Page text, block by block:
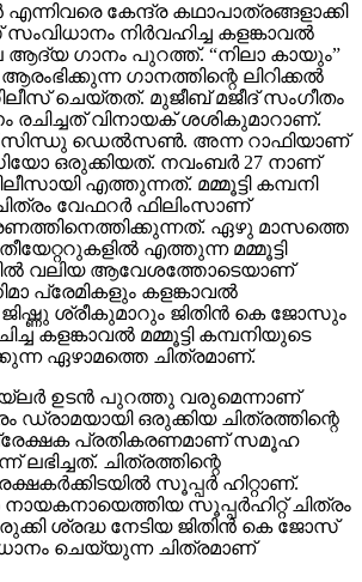
എന്നിവരെ കേന്ദ്ര കഥാപാത്രങ്ങളാക്കി
നിർവഹിച്ച കളങ്കാവൽ
ആദ്യ ഗാനം പുറത്ത്. “നിലാ കായും”
ഗാനത്തിന്റെ ലിറിക്കൽ
ചെയ്തത്. മുജീബ് മജീദ് സംഗീതം
വിനായക് ശശികുമാറാണ്.
സിന്ധു ഡെൽസൺ. അന്ന റാഫിയാണ്
ഒരുക്കിയത്. നവംബർ 27 നാണ്
എത്തുന്നത്. മമ്മൂട്ടി കമ്പനി
വേഫറർ ഫിലിംസാണ്
ഏഴു മാസത്തെ
എത്തുന്ന മമ്മൂട്ടി
വലിയ ആവേശത്തോടെയാണ്
പ്രേമികളും കളങ്കാവൽ
ജിഷ്ണു ശ്രീകുമാറും ജിതിൻ കെ ജോസും
കളങ്കാവൽ മമ്മൂട്ടി കമ്പനിയുടെ
ഏഴാമത്തെ ചിത്രമാണ്.
ഉടൻ പുറത്തു വരുമെന്നാണ്
ഒരുക്കിയ ചിത്രത്തിന്റെ
പ്രതികരണമാണ് സമൂഹ
ലഭിച്ചത്. ചിത്രത്തിന്റെ
സൂപ്പർ ഹിറ്റാണ്.
സൂപ്പർഹിറ്റ് ചിത്രം
ശ്രദ്ധ നേടിയ ജിതിൻ കെ ജോസ്
ചെയ്യുന്ന ചിത്രമാണ്